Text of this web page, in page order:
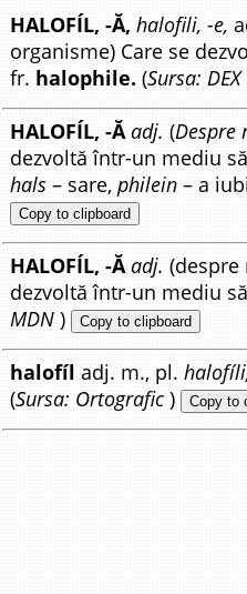
HALOFÍL, -Ă, halofili, -e,
organisme) Care se
fr. halophile. (Sursa:
HALOFÍL, -Ă adj. (Despre
dezvoltă într-un mediu
hals – sare,philein – a
Copy to clipboard
HALOFÍL, -Ă adj. (despre
dezvoltă într-un mediu
MDN ) Copy to clipboard
halofíl adj. m., pl.
(Sursa: Ortografic ) Copy to